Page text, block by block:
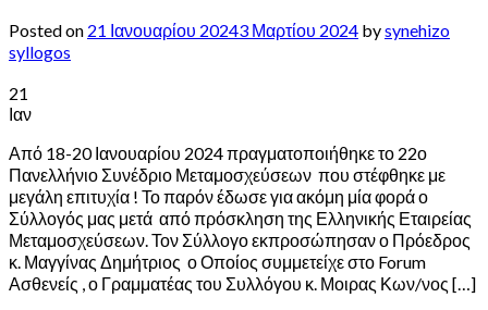
Posted on 21 Ιανουαρίου 20243 Μαρτίου 2024 bysynehizo
syllogos
21
Ιαν
Από 18-20 Ιανουαρίου 2024 πραγματοποιήθηκε το 22ο
Πανελλήνιο Συνέδριο Μεταμοσχεύσεων που στέφθηκε με
μεγάλη επιτυχία ! Το παρόν έδωσε για ακόμη μία φορά ο
Σύλλογός μας μετά από πρόσκληση της Ελληνικής Εταιρείας
Μεταμοσχεύσεων. Τον Σύλλογο εκπροσώπησαν ο Πρόεδρος
κ. Μαγγίνας Δημήτριος ο Οποίος συμμετείχε στο Forum
Ασθενείς , ο Γραμματέας του Συλλόγου κ. Μοιρας Κων/νος […]